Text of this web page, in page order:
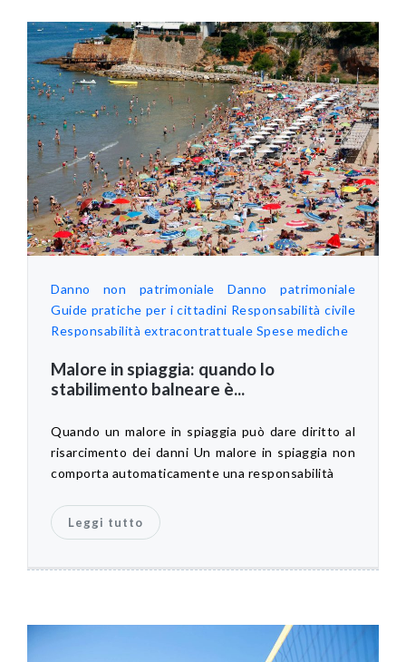
Danno non patrimoniale
Danno patrimoniale
Guide pratiche per i cittadini Responsabilità civile
Responsabilità extracontrattuale Spese mediche
Malore in spiaggia: quando lo
stabilimento balneare è...
Quando un malore in spiaggia può dare diritto al
risarcimento dei danni Un malore in spiaggia non
comporta automaticamente una responsabilità
Leggi tutto